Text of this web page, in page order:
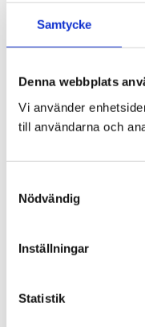
Samtycke
Denna webbplats
Vi använder
till användarna och
Nödvändig
Inställningar
Statistik
Bli den första att
Blogg
7 juni 2026
Bläckfisk –
köket